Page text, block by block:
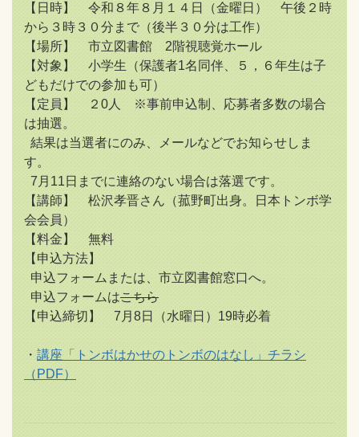
【日時】 令和８年８月１４日（金曜日） 午後２時
から３時３０分まで（後半３０分は工作）
【場所】 市立図書館 2階視聴覚ホール
【対象】 小学生（保護者1名同伴、５，６年生は子
どもだけでの参加も可）
【定員】 ２0人 ※事前申込制、応募者多数の場合
は抽選。
結果は当選者にのみ、メールなどでお知らせしま
す。
7月11日までに連絡のない場合は落選です。
【講師】 松沢孝晋さん（菰野町出身。日本トンボ学
会会員）
【料金】 無料
【申込方法】
申込フォームまたは、市立図書館窓口へ。
申込フォームはこちら
【申込締切】 7月8日（水曜日）19時必着
・ 講座「トンボはかせのトンボのはなし」チラシ
（PDF）